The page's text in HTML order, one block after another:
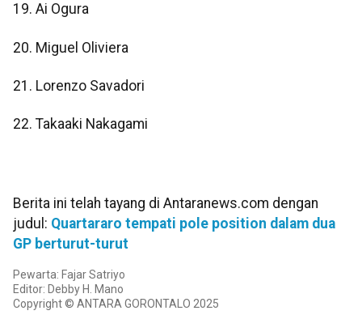
​​​​​​​19. Ai Ogura
​​​​​​​20. Miguel Oliviera
​​​​​​​21. Lorenzo Savadori
​​​​​​​22. Takaaki Nakagami
Berita ini telah tayang di Antaranews.com dengan
judul: Quartararo tempati pole position dalam dua
GP berturut-turut
Pewarta: Fajar Satriyo
Editor: Debby H. Mano
Copyright © ANTARA GORONTALO 2025